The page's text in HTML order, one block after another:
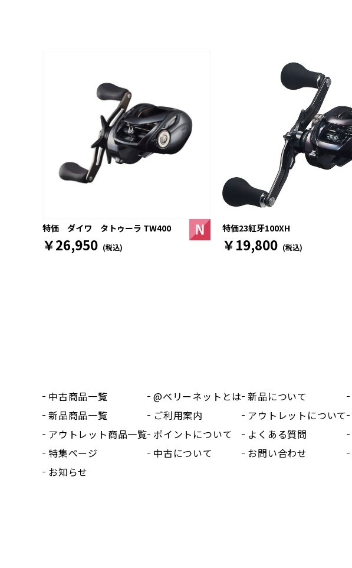
特価 ダイワ タトゥーラ TW400
￥26,950 (税込)
特価23紅牙100XH
￥19,800 (税込)
中古商品一覧
新品商品一覧
アウトレット商品一覧
特集ページ
お知らせ
@ベリーネットとは
ご利用案内
ポイントについて
中古について
新品について
アウトレットについて
よくある質問
お問い合わせ